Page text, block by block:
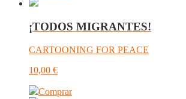
¡TODOS MIGRANTES!
CARTOONING FOR PEACE
10,00 €
Comprar